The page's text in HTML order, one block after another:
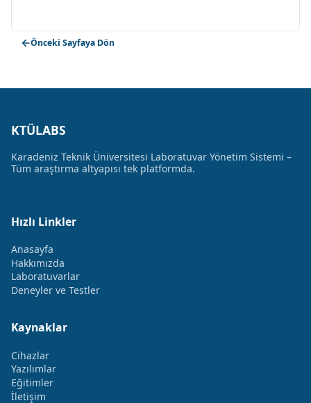
Önceki Sayfaya Dön
KTÜLABS
Karadeniz Teknik Üniversitesi Laboratuvar Yönetim Sistemi –
Tüm araştırma altyapısı tek platformda.
Hızlı Linkler
Anasayfa
Hakkımızda
Laboratuvarlar
Deneyler ve Testler
Kaynaklar
Cihazlar
Yazılımlar
Eğitimler
İletişim